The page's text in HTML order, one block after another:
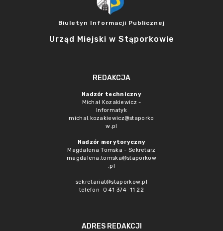
Biuletyn Informacji Publicznej
Urząd Miejski w Stąporkowie
REDAKCJA
Nadzór techniczny
Michał Kozakiewicz -
Informatyk
michal.kozakiewicz@staporko
w.pl
Nadzór merytoryczny
Magdalena Tomska - Sekretarz
magdalena.tomska@staporkow
.pl
sekretariat@staporkow.pl
telefon 0 41 374 11 22
ADRES REDAKCJI